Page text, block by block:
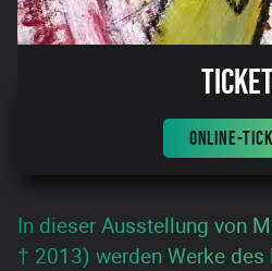
ONLINE-
In dieser Ausstellung von
† 2013) werden Werke